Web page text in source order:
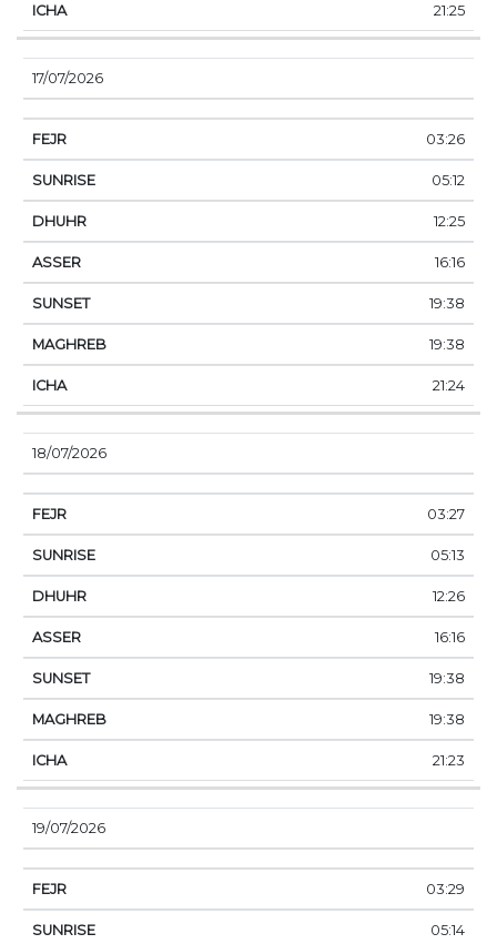
21:25
17/07/2026
03:26
05:12
12:25
16:16
19:38
19:38
21:24
18/07/2026
03:27
05:13
12:26
16:16
19:38
19:38
21:23
19/07/2026
03:29
05:14